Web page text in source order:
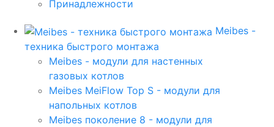
Принадлежности
Meibes -
техника быстрого монтажа
Meibes - модули для настенных
газовых котлов
Meibes MeiFlow Top S - модули для
напольных котлов
Meibes поколение 8 - модули для